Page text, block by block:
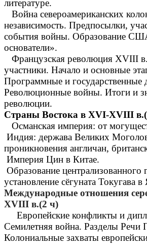
литературе.
Война североамериканских
независимость. Предпосылки,
события войны. Образование
основатели».
Французская революция XVIII
участники. Начало и основные
Программные и государственные
Революционные войны. Итоги и
революции.
Страны Востока в XVI-XVIII
Османская империя: от
Индия: держава Великих
проникновения англичан,
Империя Цин в Китае.
Образование централизованного
установление сёгуната Токугава
Международные отношения
XVIII в.(2 ч)
Европейские конфликты и
Семилетняя война. Разделы Речи
Колониальные захваты